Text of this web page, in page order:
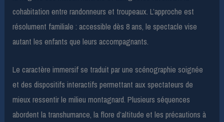
cohabitation entre randonneurs et troupeaux. L’approche est
résolument familiale : accessible dès 8 ans, le spectacle vise
autant les enfants que leurs accompagnants.
Le caractère immersif se traduit par une scénographie soignée
et des dispositifs interactifs permettant aux spectateurs de
mieux ressentir le milieu montagnard. Plusieurs séquences
abordent la transhumance, la flore d’altitude et les précautions à